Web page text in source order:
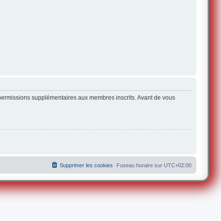
supplémentaires aux membres inscrits. Avant de vous
Fuseau horaire sur UTC+02:00
Supprimer les cookies